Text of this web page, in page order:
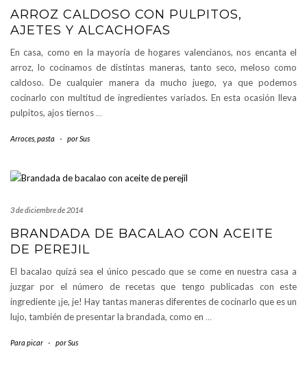
ARROZ CALDOSO CON PULPITOS,
AJETES Y ALCACHOFAS
En casa, como en la mayoría de hogares valencianos, nos encanta el
arroz, lo cocinamos de distintas maneras, tanto seco, meloso como
caldoso. De cualquier manera da mucho juego, ya que podemos
cocinarlo con multitud de ingredientes variados. En esta ocasión lleva
pulpitos, ajos tiernos …
Arroces, pasta - porSus
3 de diciembre de 2014
BRANDADA DE BACALAO CON ACEITE
DE PEREJIL
El bacalao quizá sea el único pescado que se come en nuestra casa a
juzgar por el número de recetas que tengo publicadas con este
ingrediente ¡je, je! Hay tantas maneras diferentes de cocinarlo que es un
lujo, también de presentar la brandada, como en …
Para picar - porSus